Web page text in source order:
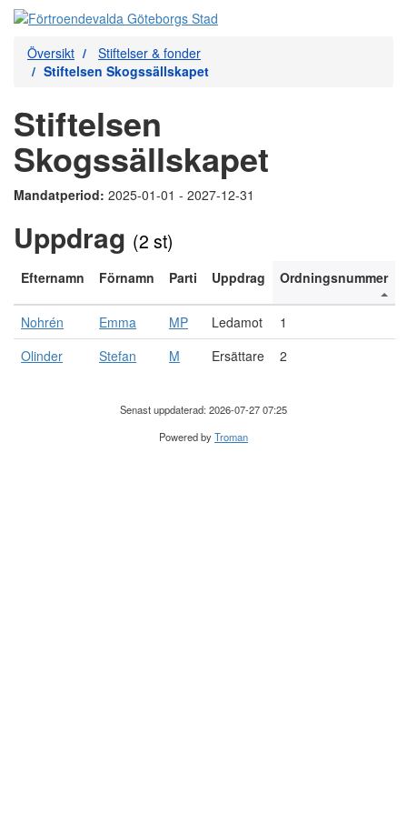
Översikt
Stiftelser & fonder
Stiftelsen Skogssällskapet
Stiftelsen
Skogssällskapet
Mandatperiod: 2025-01-01 - 2027-12-31
Uppdrag (2 st)
Efternamn Förnamn Parti Uppdrag Ordningsnummer
Nohrén Emma MP Ledamot
1
Olinder
Stefan M Ersättare 2
Senast uppdaterad: 2026-07-27 07:25
Powered byTroman